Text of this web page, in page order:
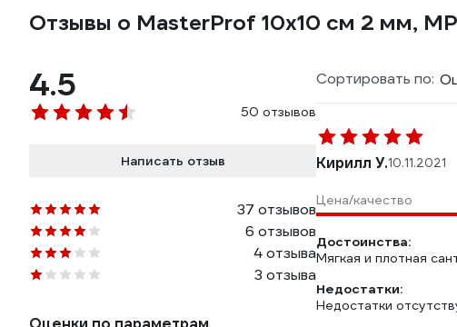
Отзывы о MasterProf 10х10 см 2 мм,
4.5
50 отзывов
Написать отзыв
37 отзывов
6 отзывов
4 отзыва
3 отзыва
Сортировать по:
Кирилл У.10.11.2021
Цена/качество
Достоинства:
Мягкая и плотная
Недостатки:
Недостатки